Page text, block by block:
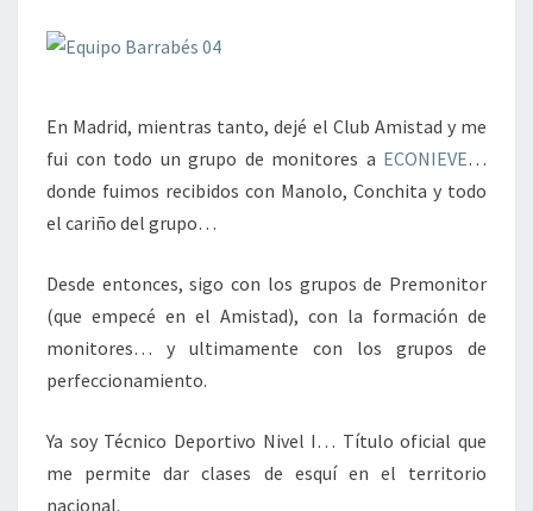
En Madrid, mientras tanto, dejé el Club Amistad y me
fui con todo un grupo de monitores a ECONIEVE…
donde fuimos recibidos con Manolo, Conchita y todo
el cariño del grupo…
Desde entonces, sigo con los grupos de Premonitor
(que empecé en el Amistad), con la formación de
monitores… y ultimamente con los grupos de
perfeccionamiento.
Ya soy Técnico Deportivo Nivel I… Título oficial que
me permite dar clases de esquí en el territorio
nacional.